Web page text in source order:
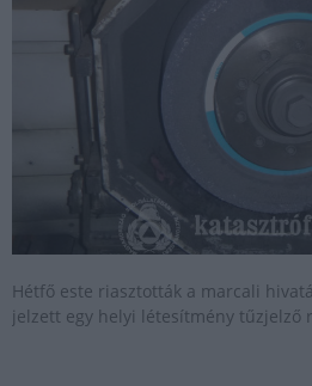
Hétfő este riasztották a marcali
jelzett egy helyi létesítmény tűzjelző